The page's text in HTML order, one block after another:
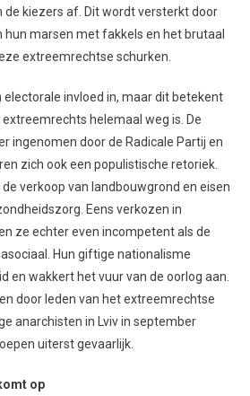
de kiezers af. Dit wordt versterkt door
marsen met fakkels en het brutaal
extreemrechtse schurken.
invloed in, maar dit betekent
helemaal weg is. De
ingenomen door de Radicale Partij en
zich ook een populistische retoriek.
verkoop van landbouwgrond en eisen
Eens verkozen in
ze echter even incompetent als de
Hun giftige nationalisme
en wakkert het vuur van de oorlog aan.
door leden van het extreemrechtse
anarchisten in Lviv in september
uiterst gevaarlijk.
op